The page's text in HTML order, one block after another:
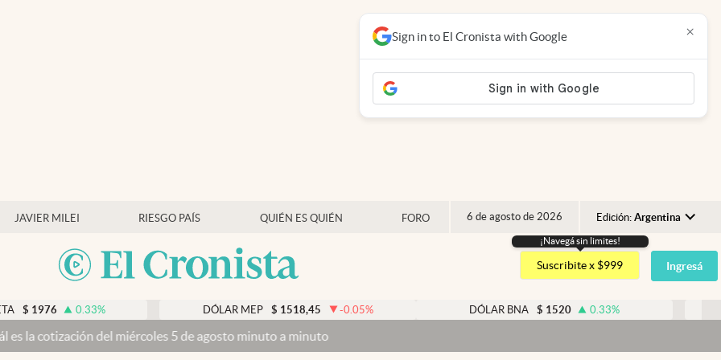
JAVIER MILEI RIESGO PAÍS QUIÉN ES QUIÉN FORO 6 de agosto de 2026 Edición: Argentina
Argentina
España
USA
¡Navegá sin limites!
Suscribite x $999 Ingresá
0.33% $ 1518,45 -0.05% $ 1520 0.33%
miércoles 5 de agosto minuto a minuto
Sign in to El Cronista with Google ×